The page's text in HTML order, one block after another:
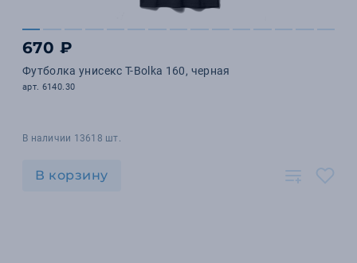
670 ₽
Футболка унисекс T-Bolka 160, черная
арт. 6140.30
В наличии 13618 шт.
В корзину